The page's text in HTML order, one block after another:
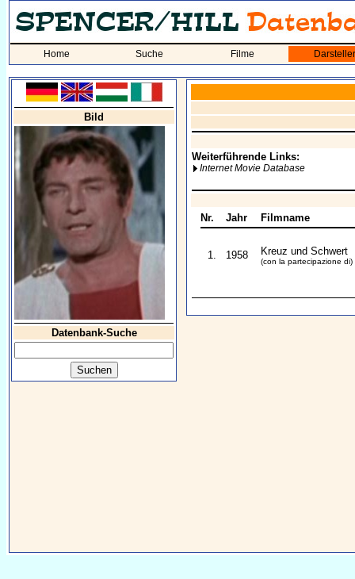
Home Suche Filme Darsteller
Bild
Datenbank-Suche
Weiterführende Links:
Internet Movie Database
Nr. Jahr Filmname
1. 1958 Kreuz und Schwert
(con la partecipazione di)